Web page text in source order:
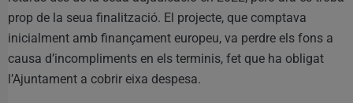
prop de la seua finalització. El projecte, que comptava
inicialment amb finançament europeu, va perdre els fons a
causa d’incompliments en els terminis, fet que ha obligat
l’Ajuntament a cobrir eixa despesa.